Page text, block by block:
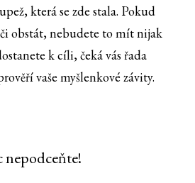
která se zde stala. Pokud
obstát, nebudete to mít nijak
k cíli, čeká vás řada
vaše myšlenkové závity.
nepodceňte!